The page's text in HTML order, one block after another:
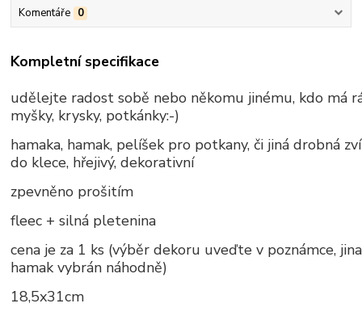
Komentáře 0
Kompletní specifikace
udělejte radost sobě nebo někomu jinému, kdo má
myšky, krysky, potkánky:-)
hamaka, hamak, pelíšek pro potkany, či jiná drobná
do klece, hřejivý, dekorativní
zpevněno prošitím
fleec + silná pletenina
cena je za 1 ks (výběr dekoru uveďte v poznámce,
hamak vybrán náhodně)
18,5x31cm